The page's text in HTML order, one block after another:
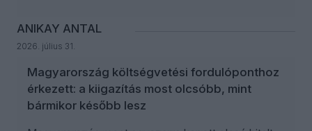
ANIKAY ANTAL
2026. július 31.
Magyarország költségvetési fordulóponthoz
érkezett: a kiigazítás most olcsóbb, mint
bármikor később lesz